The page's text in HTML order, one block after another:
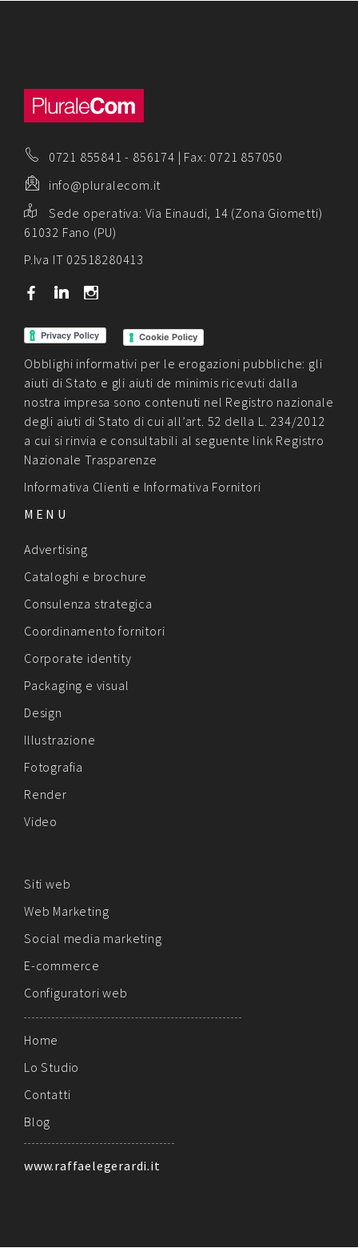
0721 855841 - 856174 | Fax: 0721 857050
info@pluralecom.it
Sede operativa: Via Einaudi, 14 (Zona Giometti)
61032 Fano (PU)
P.Iva IT 02518280413
b j x
Cookie Policy
Obblighi informativi per le erogazioni pubbliche: gli
aiuti di Stato e gli aiuti de minimis ricevuti dalla
nostra impresa sono contenuti nel Registro nazionale
degli aiuti di Stato di cui all’art. 52 della L. 234/2012
a cui si rinvia e consultabili al seguente link Registro
Nazionale Trasparenze
Informativa Clienti e Informativa Fornitori
MENU
Advertising
Cataloghi e brochure
Consulenza strategica
Coordinamento fornitori
Corporate identity
Packaging e visual
Design
Illustrazione
Fotografia
Render
Video
Siti web
Web Marketing
Social media marketing
E-commerce
Configuratori web
Home
Lo Studio
Contatti
Blog
www.raffaelegerardi.it